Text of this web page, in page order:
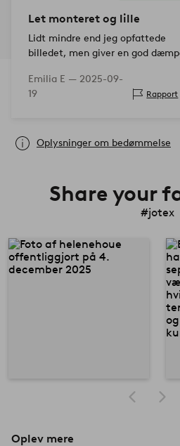
Let monteret og lille
Lidt mindre end jeg opfattede
billedet, men giver en god
Emilia E — 2025-09-
19
Rapport
Oplysninger om bedømmelse
Share your
#jotex
Oplev mere